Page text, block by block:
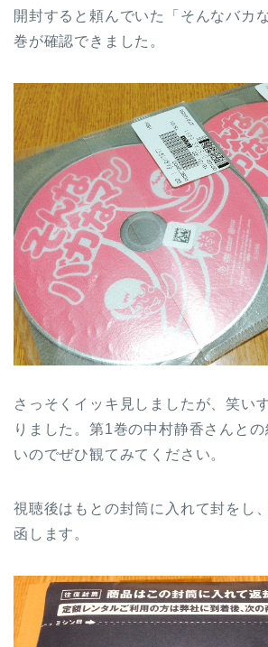
開封すると頼んでいた「そんなバカ
巻が確認できました。
さっそくイッキ見しましたが、笑い
りました。第1巻の中村静香さんと
いのでぜひ観てみてください。
視聴後はもとの封筒に入れて封をし
函します。